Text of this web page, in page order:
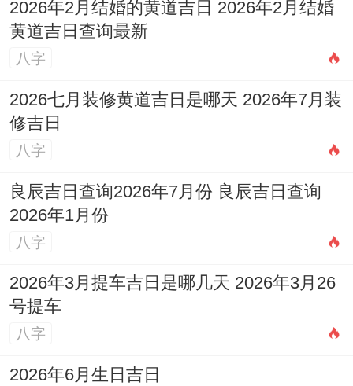
2026年2月结婚的黄道吉日 2026年2月结婚
黄道吉日查询最新
八字
2026七月装修黄道吉日是哪天 2026年7月装
修吉日
八字
良辰吉日查询2026年7月份 良辰吉日查询
2026年1月份
八字
2026年3月提车吉日是哪几天 2026年3月26
号提车
八字
2026年6月生日吉日